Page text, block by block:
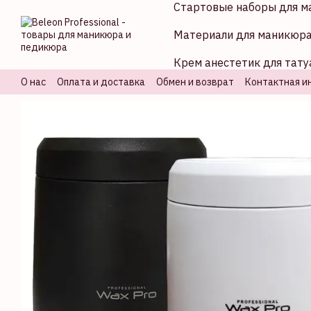
Стартовые наборы для
Материали для
Крем анестетик для
О нас Оплата и доставка Обмен и возврат Контактная